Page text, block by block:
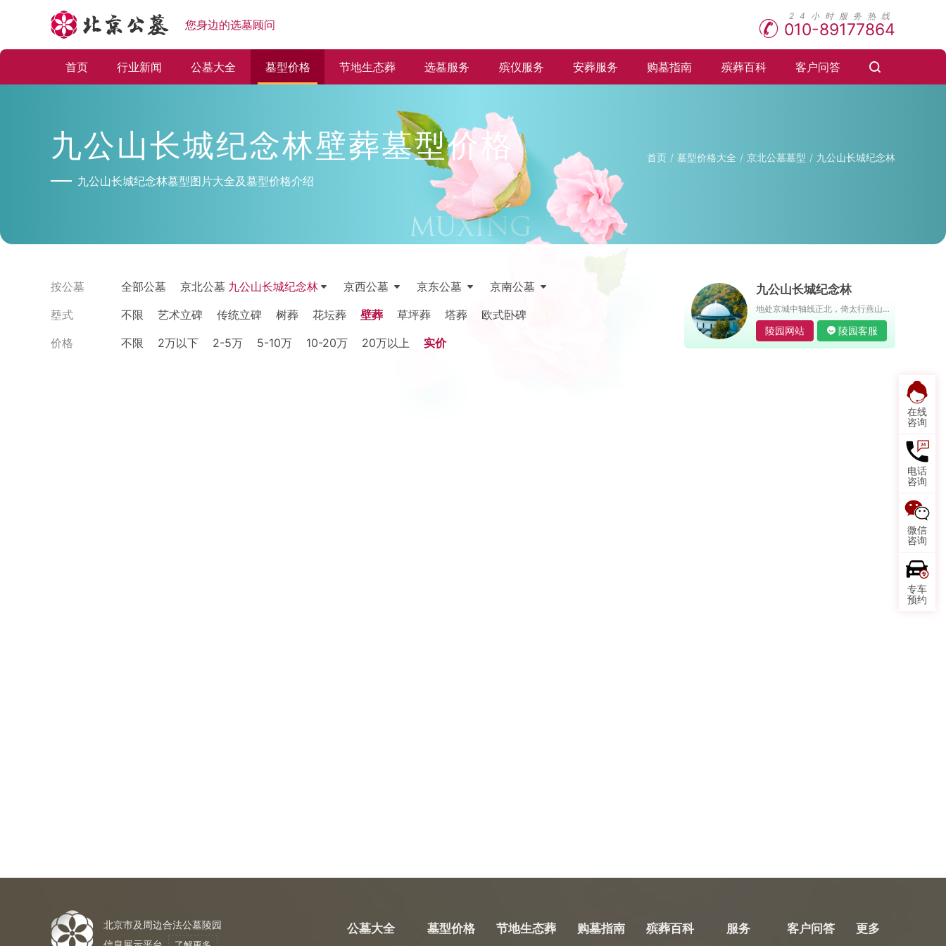
您身边的选墓顾问 010-89177864
首页 行业新闻 公墓大全 墓型价格 节地生态葬 选墓服务 殡仪服务 安葬服务 购墓指南 殡葬百科 客户问答
在线
咨询
电话
咨询
微信
咨询
专车
预约
九公山长城纪念林壁葬墓型价格
九公山长城纪念林墓型图片大全及墓型价格介绍
首页 墓型价格大全 京北公墓墓型 九公山长城纪念林
按公墓 全部公墓 京北公墓 九公山长城纪念林 京西公墓 京东公墓
京南公墓
塟式
不限 艺术立碑 传统立碑 树葬 花坛葬 壁葬 草坪葬 塔葬
欧式卧碑
价格
不限 2万以下 2-5万 5-10万 10-20万 20万以上 实价
九公山长城纪念林
地处京城中轴线正北，倚太行燕山，傍潮白永定，与明长城相交。园内负氧离子含量极高，是天然的大氧吧
陵园网站 陵园客服
北京市及周边合法公墓陵园
公墓大全 墓型价格 节地生态葬 购墓指南 殡葬百科 服务 客户问答 更多